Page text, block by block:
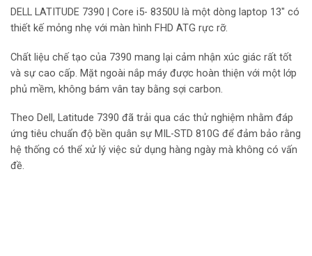
DELL LATITUDE 7390 | Core i5- 8350U là một dòng laptop 13″ có
thiết kế mỏng nhẹ với màn hình FHD ATG rực rỡ.
Chất liệu chế tạo của 7390 mang lại cảm nhận xúc giác rất tốt
và sự cao cấp. Mặt ngoài nắp máy được hoàn thiện với một lớp
phủ mềm, không bám vân tay bằng sợi carbon.
Theo Dell, Latitude 7390 đã trải qua các thử nghiệm nhằm đáp
ứng tiêu chuẩn độ bền quân sự MIL-STD 810G để đảm bảo rằng
hệ thống có thể xử lý việc sử dụng hàng ngày mà không có vấn
đề.